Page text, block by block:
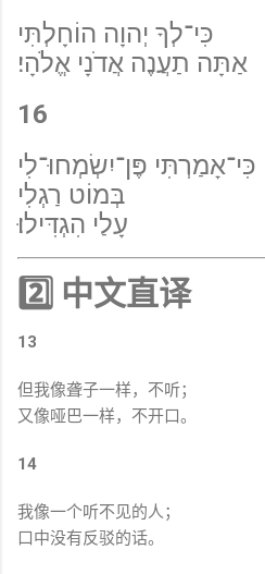
כִּי־לְךָ יְהוָה הוֹחָלְתִּי
אַתָּה תַעֲנֶה אֲדֹנָי אֱלֹהָי׃
16
כִּי־אָמַרְתִּי פֶּן־יִשְׂמְחוּ־לִי
בְּמוֹט רַגְלִי
עָלַי הִגְדִּילוּ׃
2️⃣ 中文直译
13
但我像聋子一样，不听；
又像哑巴一样，不开口。
14
我像一个听不见的人；
口中没有反驳的话。